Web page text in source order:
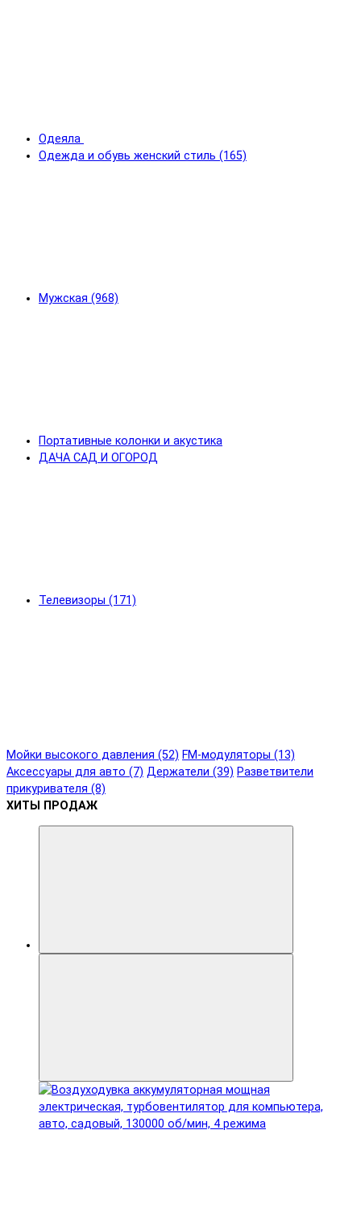
Одеяла
Одежда и обувь женский стиль (165)
Мужская (968)
Портативные колонки и акустика
ДАЧА САД И ОГОРОД
Телевизоры (171)
Мойки высокого давления (52) FM-модуляторы (13)
Аксессуары для авто (7) Держатели (39) Разветвители
прикуривателя (8)
ХИТЫ ПРОДАЖ